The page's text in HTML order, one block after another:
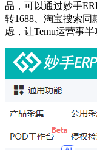
品， 可以通过妙手
转1688、淘宝搜索
虑，让Temu运营事半